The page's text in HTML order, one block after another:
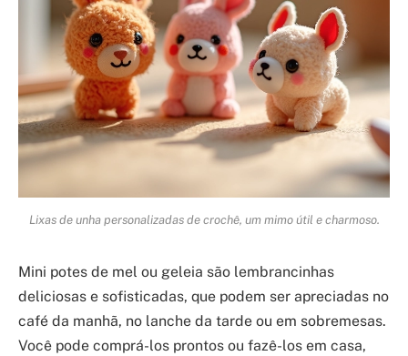
Lixas de unha personalizadas de crochê, um mimo útil e charmoso.
Mini potes de mel ou geleia são lembrancinhas
deliciosas e sofisticadas, que podem ser apreciadas no
café da manhã, no lanche da tarde ou em sobremesas.
Você pode comprá-los prontos ou fazê-los em casa,